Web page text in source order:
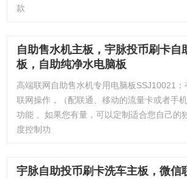
款
自助售水机主板，宇脉投币刷卡自
板，自助纯净水电脑板
高端联网自助售水机专用电脑板SSJ10021：
联网操作，（配联通、移动的流量卡或者手
功能 。如果您有量，可以定制适合您自己的
度控制功
宇脉自助投币刷卡洗车主板，微信